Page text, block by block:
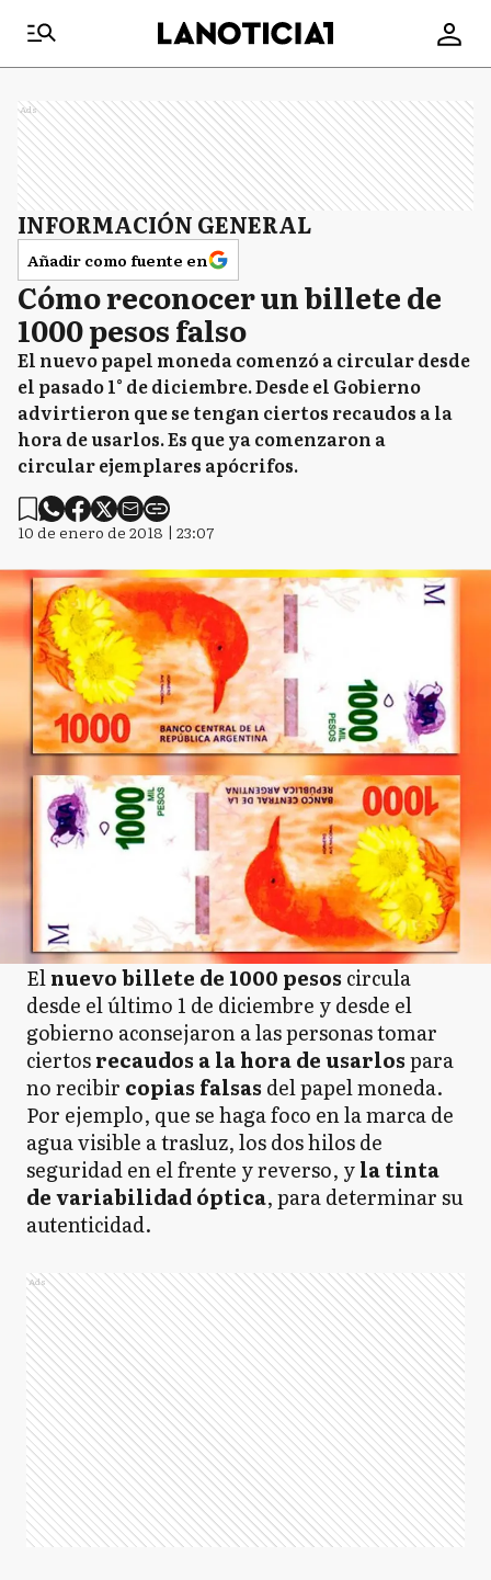
Ads
INFORMACIÓN GENERAL
Añadir como fuente en
Cómo reconocer un billete de
1000 pesos falso
El nuevo papel moneda comenzó a circular desde
el pasado 1° de diciembre. Desde el Gobierno
advirtieron que se tengan ciertos recaudos a la
hora de usarlos. Es que ya comenzaron a
circular ejemplares apócrifos.
10 de enero de 2018 | 23:07
Elnuevo billete de 1000 pesos circula
desde el último 1 de diciembre y desde el
gobierno aconsejaron a las personas tomar
ciertosrecaudos a la hora de usarlospara
no recibir copias falsas del papel moneda.
Por ejemplo, que se haga foco en la marca de
agua visible a trasluz, los dos hilos de
seguridad en el frente y reverso, yla tinta
de variabilidad óptica, para determinar su
autenticidad.
Ads